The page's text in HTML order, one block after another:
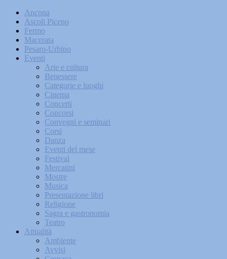
Ancona
Ascoli Piceno
Fermo
Macerata
Pesaro-Urbino
Eventi
Arte e cultura
Benessere
Categorie e luoghi
Cinema
Concerti
Concorsi
Convegni e seminari
Corsi
Danza
Eventi del mese
Festival
Mercatini
Mostre
Musica
Presentazione libri
Religione
Sagra e gastronomia
Teatro
Attualità
Ambiente
Avvisi